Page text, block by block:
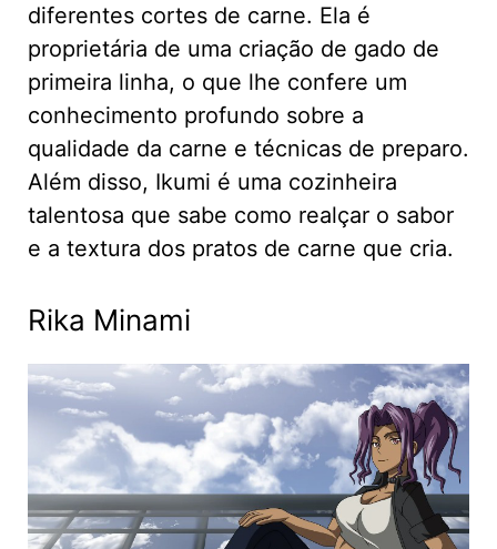
diferentes cortes de carne. Ela é
proprietária de uma criação de gado de
primeira linha, o que lhe confere um
conhecimento profundo sobre a
qualidade da carne e técnicas de preparo.
Além disso, Ikumi é uma cozinheira
talentosa que sabe como realçar o sabor
e a textura dos pratos de carne que cria.
Rika Minami